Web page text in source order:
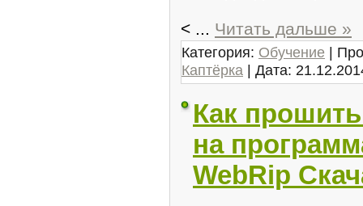
< ... Читать дальше »
Категория: Обучение |
Каптёрка | Дата:
Как
на
WebRip